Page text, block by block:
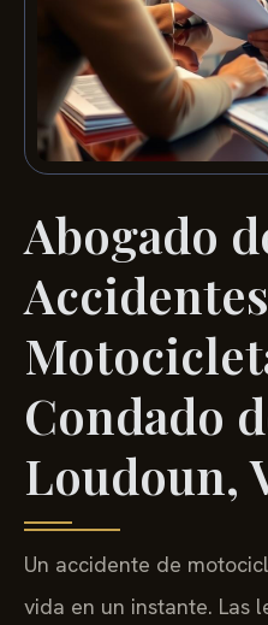
Abogado
Condado
Loudoun,
Un accidente de
vida en un instante. Las